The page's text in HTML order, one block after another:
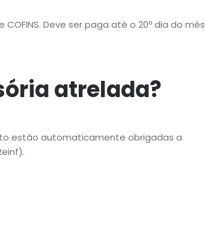
Deve ser paga até o 20º dia do mês
atrelada?
estão automaticamente obrigadas a